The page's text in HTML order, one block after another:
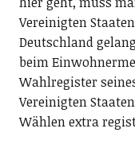
Vereinigten
Deutschland
beim
Wahlregister
Vereinigten
Wählen extra